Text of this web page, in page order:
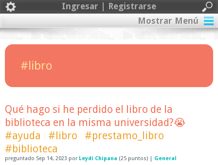
Ingresar | Registrarse
Mostrar Menú
#libro
Qué hago si he perdido el libro de la
biblioteca en la misma universidad?😭
#ayuda
#libro
#prestamo_libro
#biblioteca
preguntado Sep 14, 2023 por Leydi Chipana (25 puntos) | General